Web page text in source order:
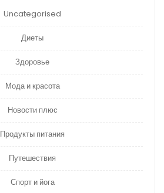
Uncategorised
Диеты
Здоровье
Мода и красота
Новости плюс
Продукты питания
Путешествия
Спорт и йога